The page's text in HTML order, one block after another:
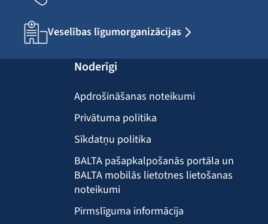
Veselības līgumorganizācijas
Noderīgi
Apdrošināšanas noteikumi
Privātuma politika
Sīkdatņu politika
BALTA pašapkalpošanās portāla un
BALTA mobilās lietotnes lietošanas
noteikumi
Pirmslīguma informācija